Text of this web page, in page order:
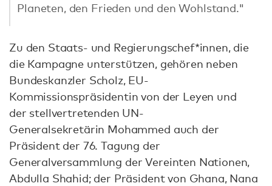
Planeten, den Frieden und den Wohlstand."
Zu den Staats- und Regierungschef*innen, die
die Kampagne unterstützen, gehören neben
Bundeskanzler Scholz, EU-
Kommissionspräsidentin von der Leyen und
der stellvertretenden UN-
Generalsekretärin Mohammed auch der
Präsident der 76. Tagung der
Generalversammlung der Vereinten Nationen,
Abdulla Shahid; der Präsident von Ghana, Nana